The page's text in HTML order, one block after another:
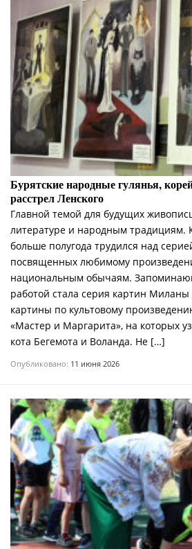
Бурятские народные гулянья,
расстрел Ленского
Главной темой для будущих
литературе и народным традициям.
больше полугода трудился над
посвященных любимому
национальным обычаям.
работой стала серия картин Миланы
картины по культовому
«Мастер и Маргарита», на которых
кота Бегемота и Воланда. Не […]
Опубликовано: 11 июня 2026